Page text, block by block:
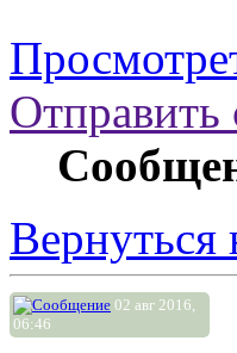
Вернуться
02 авг 2016,
06:46